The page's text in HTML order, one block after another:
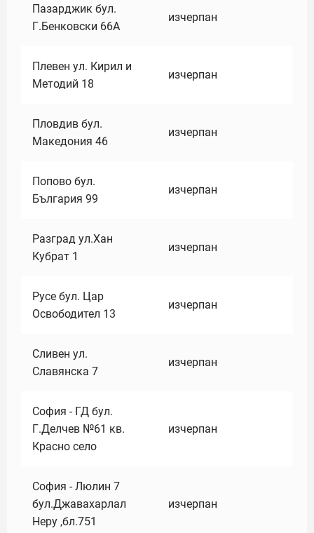
Пазарджик бул.
Г.Бенковски 66А
изчерпан
Плевен ул. Кирил и
Методий 18
изчерпан
Пловдив бул.
Македония 46
изчерпан
Попово бул.
България 99
изчерпан
Разград ул.Хан
Кубрат 1
изчерпан
Русе бул. Цар
Освободител 13
изчерпан
Сливен ул.
Славянска 7
изчерпан
София - ГД бул.
Г.Делчев №61 кв.
Красно село
изчерпан
София - Люлин 7
бул.Джавахарлал
Неру ,бл.751
изчерпан